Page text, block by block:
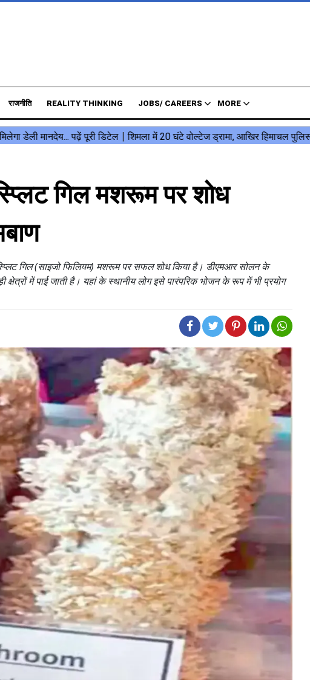
राजनीति REALITY THINKING JOBS/ CAREERS MORE
गिल मशरूम पर शोध
गिल (साइजो फिलियम) मशरूम पर सफल शोध किया है। डीएमआर सोलन के
क्षेत्रों में पाई जाती है। यहां के स्थानीय लोग इसे पारंपरिक भोजन के रूप में भी प्रयोग